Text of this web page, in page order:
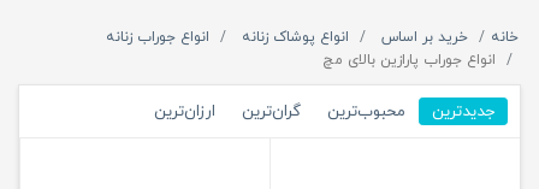
خانه خرید بر اساس انواع پوشاک زنانه
انواع جوراب زنانه
انواع جوراب پارازین بالای مچ
جدیدترین محبوب‌ترین گران‌ترین ارزان‌ترین